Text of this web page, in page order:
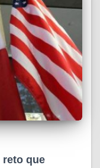
reto que